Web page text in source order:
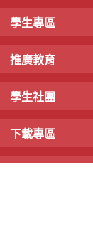
學生專區
推廣教育
學生社團
下載專區